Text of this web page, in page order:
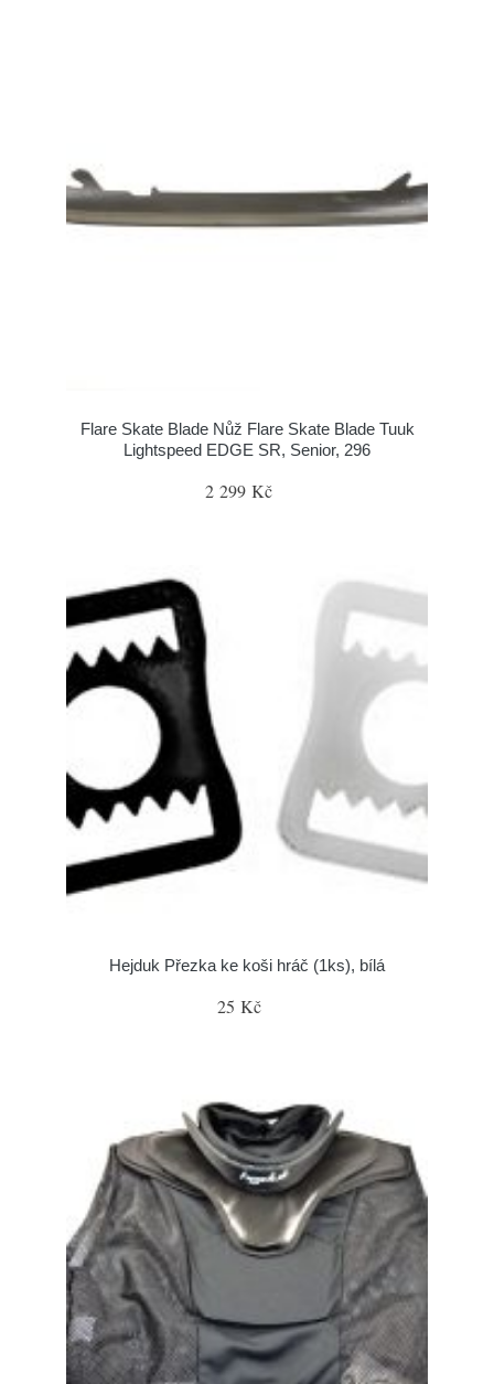
Flare Skate Blade Nůž Flare Skate Blade Tuuk
Lightspeed EDGE SR, Senior, 296
2 299 Kč
Hejduk Přezka ke koši hráč (1ks), bílá
25 Kč